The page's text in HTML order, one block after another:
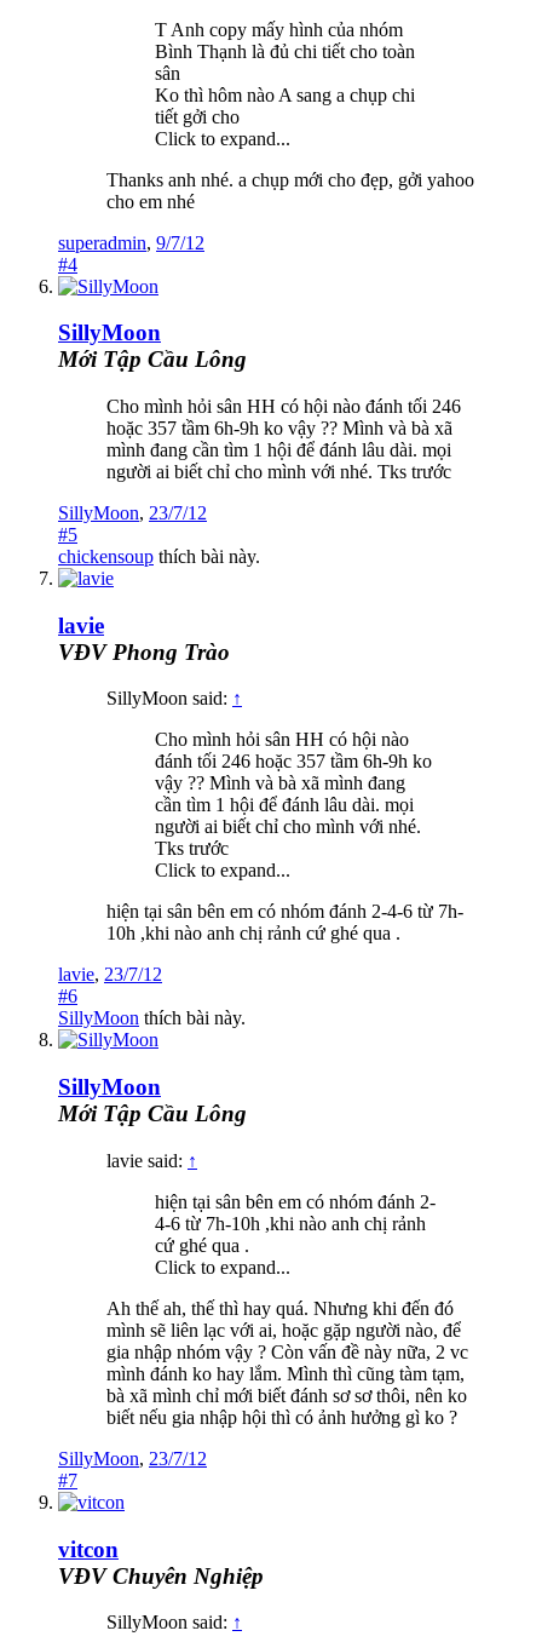
T Anh copy mấy hình của nhóm
Bình Thạnh là đủ chi tiết cho toàn
sân
Ko thì hôm nào A sang a chụp chi
tiết gởi cho
Click to expand...
Thanks anh nhé. a chụp mới cho đẹp, gởi yahoo
cho em nhé
superadmin, 9/7/12
#4
SillyMoon
Mới Tập Cầu Lông
Cho mình hỏi sân HH có hội nào đánh tối 246
hoặc 357 tầm 6h-9h ko vậy ?? Mình và bà xã
mình đang cần tìm 1 hội để đánh lâu dài. mọi
người ai biết chỉ cho mình với nhé. Tks trước
SillyMoon, 23/7/12
#5
chickensoup thích bài này.
lavie
VĐV Phong Trào
SillyMoon said: ↑
Cho mình hỏi sân HH có hội nào
đánh tối 246 hoặc 357 tầm 6h-9h ko
vậy ?? Mình và bà xã mình đang
cần tìm 1 hội để đánh lâu dài. mọi
người ai biết chỉ cho mình với nhé.
Tks trước
Click to expand...
hiện tại sân bên em có nhóm đánh 2-4-6 từ 7h-
10h ,khi nào anh chị rảnh cứ ghé qua .
lavie, 23/7/12
#6
SillyMoon thích bài này.
SillyMoon
Mới Tập Cầu Lông
lavie said: ↑
hiện tại sân bên em có nhóm đánh 2-
4-6 từ 7h-10h ,khi nào anh chị rảnh
cứ ghé qua .
Click to expand...
Ah thế ah, thế thì hay quá. Nhưng khi đến đó
mình sẽ liên lạc với ai, hoặc gặp người nào, để
gia nhập nhóm vậy ? Còn vấn đề này nữa, 2 vc
mình đánh ko hay lắm. Mình thì cũng tàm tạm,
bà xã mình chỉ mới biết đánh sơ sơ thôi, nên ko
biết nếu gia nhập hội thì có ảnh hưởng gì ko ?
SillyMoon, 23/7/12
#7
vitcon
VĐV Chuyên Nghiệp
SillyMoon said: ↑